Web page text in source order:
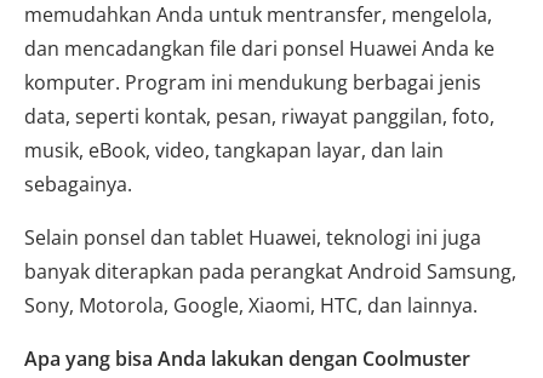
memudahkan Anda untuk mentransfer, mengelola,
dan mencadangkan file dari ponsel Huawei Anda ke
komputer. Program ini mendukung berbagai jenis
data, seperti kontak, pesan, riwayat panggilan, foto,
musik, eBook, video, tangkapan layar, dan lain
sebagainya.
Selain ponsel dan tablet Huawei, teknologi ini juga
banyak diterapkan pada perangkat Android Samsung,
Sony, Motorola, Google, Xiaomi, HTC, dan lainnya.
Apa yang bisa Anda lakukan dengan Coolmuster